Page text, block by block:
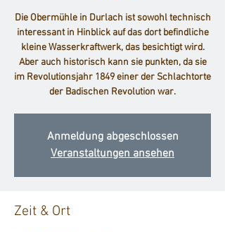
Die Obermühle in Durlach ist sowohl technisch
interessant in Hinblick auf das dort befindliche
kleine Wasserkraftwerk, das besichtigt wird.
Aber auch historisch kann sie punkten, da sie
im Revolutionsjahr 1849 einer der Schlachtorte
der Badischen Revolution war.
Anmeldung abgeschlossen
Veranstaltungen ansehen
Zeit & Ort